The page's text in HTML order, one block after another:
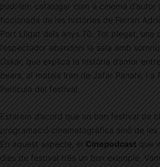
podríem catalogar com a cinema d’autor
ficcionada de les històries de Ferran
Port Lligat dels anys 70. Tot plegat,
l’espectador abandoni la sala amb
Oskar, que explica la història d’amor
bears, al mateix Iran de Jafar Panahi; i a
Pel·lícula del festival.
Estarem d’acord que un bon festival de
programació cinematogràfica sinó de les
En aquest aspecte, el Cinepodcast que
dies de festival n’és un bon exemple.